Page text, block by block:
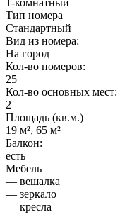
1-комнатный
Тип номера
Стандартный
Вид из номера:
На город
Кол-во номеров:
25
Кол-во основных мест:
2
Площадь (кв.м.)
19 м², 65 м²
Балкон:
есть
Мебель
— вешалка
— зеркало
— кресла